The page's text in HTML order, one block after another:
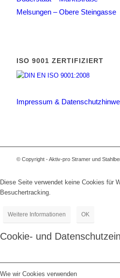
Melsungen – Obere Steingasse
ISO 9001 ZERTIFIZIERT
Impressum &
© Copyright - Aktiv-pro Stramer und
Diese Seite verwendet keine Cookies für
Besuchertracking.
Weitere Informationen OK
Cookie- und
Wie wir Cookies verwenden